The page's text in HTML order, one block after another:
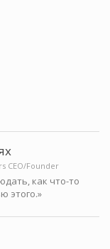
CEO/Founder
как что-то
этого.»